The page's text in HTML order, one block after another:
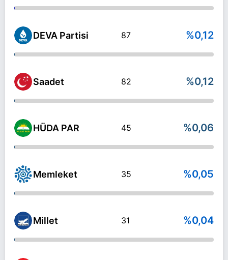
DEVA Partisi 87 %0,12
Saadet 82 %0,12
HÜDA PAR 45 %0,06
Memleket 35 %0,05
Millet 31 %0,04